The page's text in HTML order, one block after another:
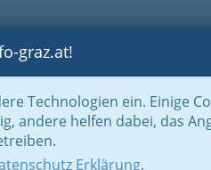
ASTRONOMIE BRANCHEN
graz.at!
Technologien ein. Einige
andere helfen dabei, das
Erklärung.
Juwelierin